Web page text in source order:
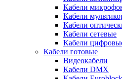
Кабели
Кабели
Кабели
Кабели сетевые
Кабели
Кабели готовые
Видеокабели
Кабели DMX